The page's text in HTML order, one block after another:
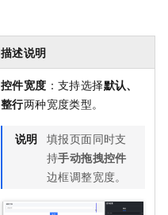
描述说明
控件宽度 ：支持选择默认、
整行两种宽度类型。
说明 填报页面同时支
持手动拖拽控件
边框调整宽度。